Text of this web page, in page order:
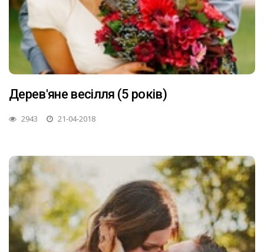
Дерев'яне весілля (5 років)
2943 21-04-2018